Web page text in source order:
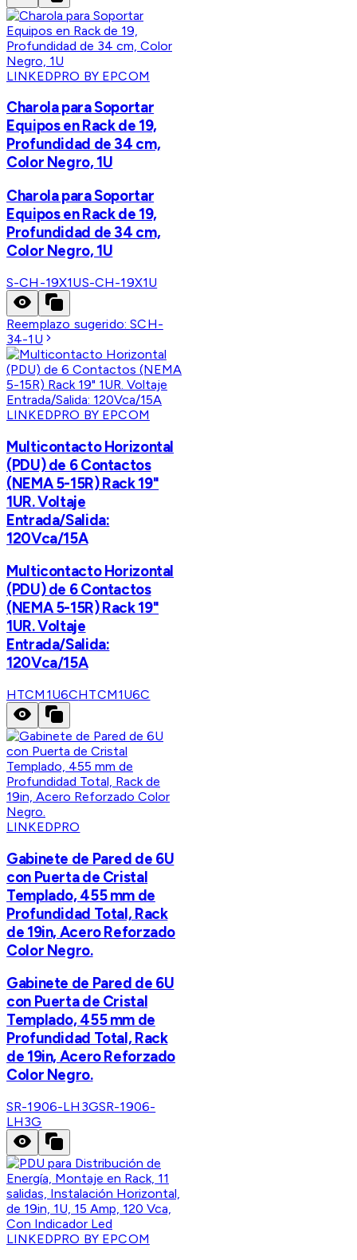
LINKEDPRO BY EPCOM
Charola para Soportar
Equipos en Rack de 19,
Profundidad de 34 cm,
Color Negro, 1U
Charola para Soportar
Equipos en Rack de 19,
Profundidad de 34 cm,
Color Negro, 1U
S-CH-19X1US-CH-19X1U
Reemplazo sugerido:SCH-
34-1U
LINKEDPRO BY EPCOM
Multicontacto Horizontal
(PDU) de 6 Contactos
(NEMA 5-15R) Rack 19"
1UR. Voltaje
Entrada/Salida:
120Vca/15A
Multicontacto Horizontal
(PDU) de 6 Contactos
(NEMA 5-15R) Rack 19"
1UR. Voltaje
Entrada/Salida:
120Vca/15A
HTCM1U6CHTCM1U6C
LINKEDPRO
Gabinete de Pared de 6U
con Puerta de Cristal
Templado, 455 mm de
Profundidad Total, Rack
de 19in, Acero Reforzado
Color Negro.
Gabinete de Pared de 6U
con Puerta de Cristal
Templado, 455 mm de
Profundidad Total, Rack
de 19in, Acero Reforzado
Color Negro.
SR-1906-LH3GSR-1906-
LH3G
LINKEDPRO BY EPCOM